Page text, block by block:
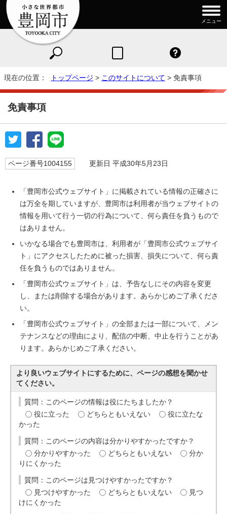
メニュー
現在の位置： トップページ > このサイトについて > 免責事項
免責事項
ページ番号1004155 更新日 平成30年5月23日
「豊岡市公式ウェブサイト」に掲載されている情報の正確さに
は万全を期していますが、豊岡市は利用者が当ウェブサイトの
情報を用いて行う一切の行為について、何ら責任を負うもので
はありません。
いかなる場合でも豊岡市は、利用者が「豊岡市公式ウェブサイ
ト」にアクセスしたために被った損害、損失について、何ら責
任を負うものではありません。
「豊岡市公式ウェブサイト」は、予告なしにその内容を変更
し、または削除する場合があります。あらかじめご了承くださ
い。
「豊岡市公式ウェブサイト」の全部または一部について、メン
テナンスなどの理由により、配信の中断、中止を行うことがあ
ります。あらかじめご了承ください。
より良いウェブサイトにするために、ページの感想を聞かせ
てください。
質問：このページの情報は役にたちましたか？
役に立った
どちらともいえない
役に立たな
かった
質問：このページの内容は分かりやすかったですか？
分かりやすかった
どちらともいえない
分か
りにくかった
質問：このページは見つけやすかったですか？
見つけやすかった
どちらともいえない
見つ
けにくかった